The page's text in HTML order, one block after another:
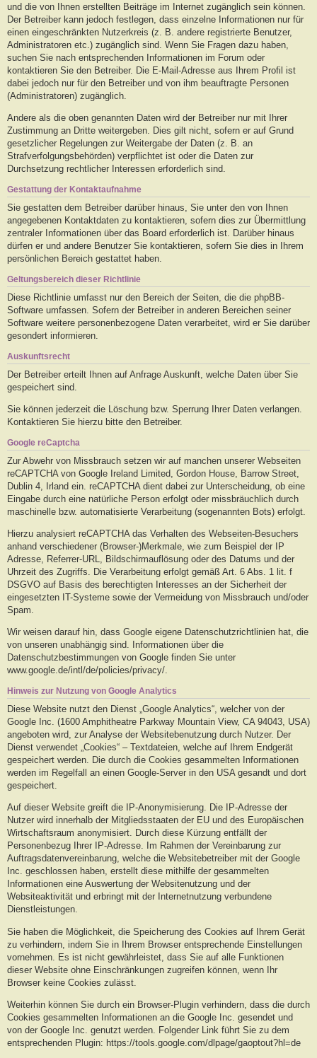
und die von Ihnen erstellten Beiträge im Internet zugänglich sein können.
Der Betreiber kann jedoch festlegen, dass einzelne Informationen nur für
einen eingeschränkten Nutzerkreis (z. B. andere registrierte Benutzer,
Administratoren etc.) zugänglich sind. Wenn Sie Fragen dazu haben,
suchen Sie nach entsprechenden Informationen im Forum oder
kontaktieren Sie den Betreiber. Die E-Mail-Adresse aus Ihrem Profil ist
dabei jedoch nur für den Betreiber und von ihm beauftragte Personen
(Administratoren) zugänglich.
Andere als die oben genannten Daten wird der Betreiber nur mit Ihrer
Zustimmung an Dritte weitergeben. Dies gilt nicht, sofern er auf Grund
gesetzlicher Regelungen zur Weitergabe der Daten (z. B. an
Strafverfolgungsbehörden) verpflichtet ist oder die Daten zur
Durchsetzung rechtlicher Interessen erforderlich sind.
Gestattung der Kontaktaufnahme
Sie gestatten dem Betreiber darüber hinaus, Sie unter den von Ihnen
angegebenen Kontaktdaten zu kontaktieren, sofern dies zur Übermittlung
zentraler Informationen über das Board erforderlich ist. Darüber hinaus
dürfen er und andere Benutzer Sie kontaktieren, sofern Sie dies in Ihrem
persönlichen Bereich gestattet haben.
Geltungsbereich dieser Richtlinie
Diese Richtlinie umfasst nur den Bereich der Seiten, die die phpBB-
Software umfassen. Sofern der Betreiber in anderen Bereichen seiner
Software weitere personenbezogene Daten verarbeitet, wird er Sie darüber
gesondert informieren.
Auskunftsrecht
Der Betreiber erteilt Ihnen auf Anfrage Auskunft, welche Daten über Sie
gespeichert sind.
Sie können jederzeit die Löschung bzw. Sperrung Ihrer Daten verlangen.
Kontaktieren Sie hierzu bitte den Betreiber.
Google reCaptcha
Zur Abwehr von Missbrauch setzen wir auf manchen unserer Webseiten
reCAPTCHA von Google Ireland Limited, Gordon House, Barrow Street,
Dublin 4, Irland ein. reCAPTCHA dient dabei zur Unterscheidung, ob eine
Eingabe durch eine natürliche Person erfolgt oder missbräuchlich durch
maschinelle bzw. automatisierte Verarbeitung (sogenannten Bots) erfolgt.
Hierzu analysiert reCAPTCHA das Verhalten des Webseiten-Besuchers
anhand verschiedener (Browser-)Merkmale, wie zum Beispiel der IP
Adresse, Referrer-URL, Bildschirmauflösung oder des Datums und der
Uhrzeit des Zugriffs. Die Verarbeitung erfolgt gemäß Art. 6 Abs. 1 lit. f
DSGVO auf Basis des berechtigten Interesses an der Sicherheit der
eingesetzten IT-Systeme sowie der Vermeidung von Missbrauch und/oder
Spam.
Wir weisen darauf hin, dass Google eigene Datenschutzrichtlinien hat, die
von unseren unabhängig sind. Informationen über die
Datenschutzbestimmungen von Google finden Sie unter
www.google.de/intl/de/policies/privacy/.
Hinweis zur Nutzung von Google Analytics
Diese Website nutzt den Dienst „Google Analytics“, welcher von der
Google Inc. (1600 Amphitheatre Parkway Mountain View, CA 94043, USA)
angeboten wird, zur Analyse der Websitebenutzung durch Nutzer. Der
Dienst verwendet „Cookies“ – Textdateien, welche auf Ihrem Endgerät
gespeichert werden. Die durch die Cookies gesammelten Informationen
werden im Regelfall an einen Google-Server in den USA gesandt und dort
gespeichert.
Auf dieser Website greift die IP-Anonymisierung. Die IP-Adresse der
Nutzer wird innerhalb der Mitgliedsstaaten der EU und des Europäischen
Wirtschaftsraum anonymisiert. Durch diese Kürzung entfällt der
Personenbezug Ihrer IP-Adresse. Im Rahmen der Vereinbarung zur
Auftragsdatenvereinbarung, welche die Websitebetreiber mit der Google
Inc. geschlossen haben, erstellt diese mithilfe der gesammelten
Informationen eine Auswertung der Websitenutzung und der
Websiteaktivität und erbringt mit der Internetnutzung verbundene
Dienstleistungen.
Sie haben die Möglichkeit, die Speicherung des Cookies auf Ihrem Gerät
zu verhindern, indem Sie in Ihrem Browser entsprechende Einstellungen
vornehmen. Es ist nicht gewährleistet, dass Sie auf alle Funktionen
dieser Website ohne Einschränkungen zugreifen können, wenn Ihr
Browser keine Cookies zulässt.
Weiterhin können Sie durch ein Browser-Plugin verhindern, dass die durch
Cookies gesammelten Informationen an die Google Inc. gesendet und
von der Google Inc. genutzt werden. Folgender Link führt Sie zu dem
entsprechenden Plugin: https://tools.google.com/dlpage/gaoptout?hl=de